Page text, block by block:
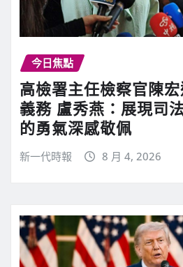
今日焦點
高檢署主任檢察官陳
義務 盧秀燕：展現司
的勇氣深感敬佩
新一代時報 8 月 4, 2026